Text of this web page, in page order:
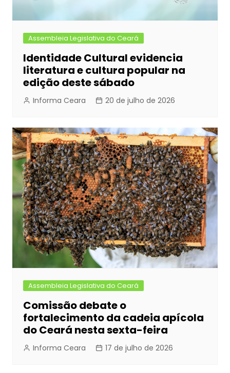
Assembleia Legislativa do Ceará
Identidade Cultural evidencia
literatura e cultura popular na
edição deste sábado
Informa Ceara 20 de julho de 2026
Assembleia Legislativa do Ceará
Comissão debate o
fortalecimento da cadeia apícola
do Ceará nesta sexta-feira
Informa Ceara 17 de julho de 2026